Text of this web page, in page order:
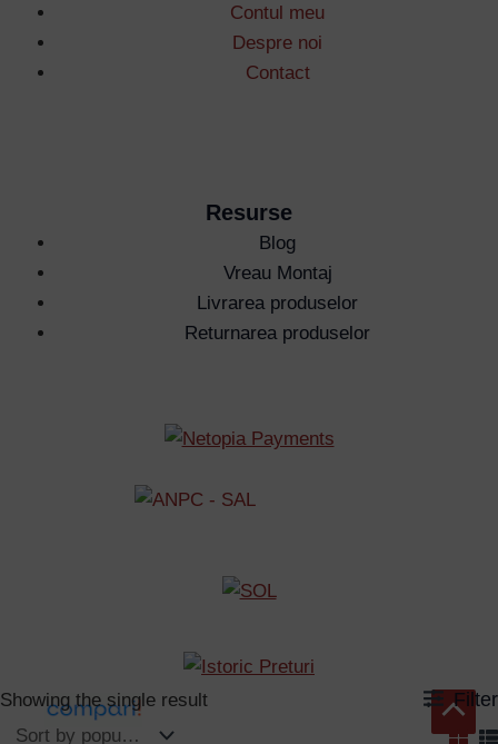
Showing the single result Filter
Contul meu
Despre noi
Contact
Resurse
Blog
Vreau Montaj
Livrarea produselor
Returnarea produselor
Remember Me
Scroll
to